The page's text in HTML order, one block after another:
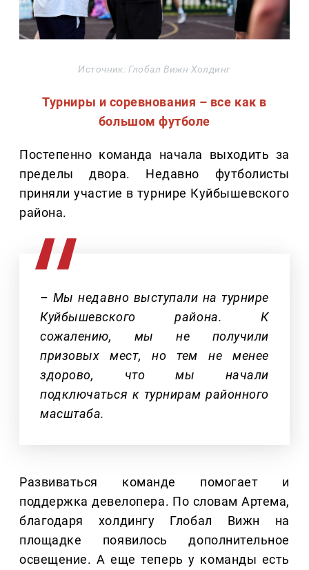
Источник: Глобал Вижн Холдинг
Турниры и соревнования – все как в
большом футболе
Постепенно команда начала выходить за
пределы двора. Недавно футболисты
приняли участие в турнире Куйбышевского
района.
– Мы недавно выступали на турнире
Куйбышевского района. К
сожалению, мы не получили
призовых мест, но тем не менее
здорово, что мы начали
подключаться к турнирам районного
масштаба.
Развиваться команде помогает и
поддержка девелопера. По словам Артема,
благодаря холдингу Глобал Вижн на
площадке появилось дополнительное
освещение. А еще теперь у команды есть